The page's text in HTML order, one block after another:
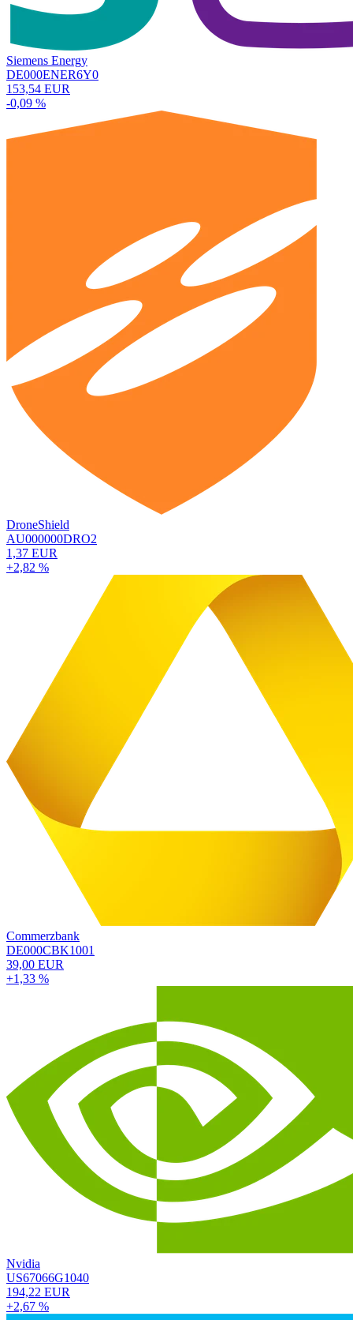
Siemens Energy
DE000ENER6Y0
153,54 EUR
-0,09 %
DroneShield
AU000000DRO2
1,37 EUR
+2,82 %
Commerzbank
DE000CBK1001
39,00 EUR
+1,33 %
Nvidia
US67066G1040
194,22 EUR
+2,67 %